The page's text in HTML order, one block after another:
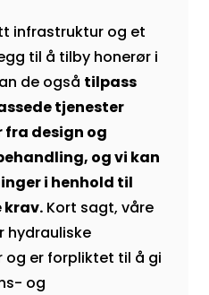
infrastruktur og et
til å tilby honerør i
de også tilpass
tjenester
fra design og
og vi kan
i henhold til
krav.Kort sagt, våre
hydrauliske
og er forpliktet til å gi
og